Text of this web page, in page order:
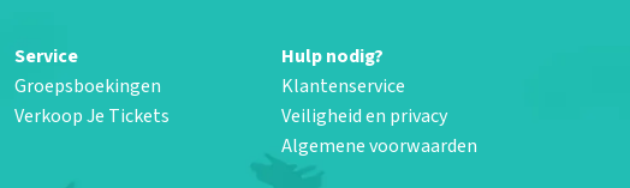
Service
Groepsboekingen
Verkoop Je Tickets
Hulp nodig?
Klantenservice
Veiligheid en privacy
Algemene voorwaarden